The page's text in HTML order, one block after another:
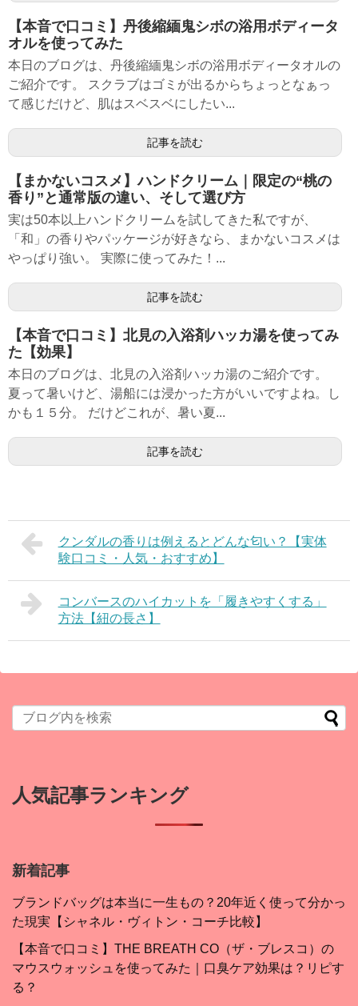
【本音で口コミ】丹後縮緬鬼シボの浴用ボディータ
オルを使ってみた
本日のブログは、丹後縮緬鬼シボの浴用ボディータオルの
ご紹介です。 スクラブはゴミが出るからちょっとなぁっ
て感じだけど、肌はスベスベにしたい...
記事を読む
【まかないコスメ】ハンドクリーム｜限定の“桃の
香り”と通常版の違い、そして選び方
実は50本以上ハンドクリームを試してきた私ですが、
「和」の香りやパッケージが好きなら、まかないコスメは
やっぱり強い。 実際に使ってみた！...
記事を読む
【本音で口コミ】北見の入浴剤ハッカ湯を使ってみ
た【効果】
本日のブログは、北見の入浴剤ハッカ湯のご紹介です。
夏って暑いけど、湯船には浸かった方がいいですよね。し
かも１５分。 だけどこれが、暑い夏...
記事を読む
クンダルの香りは例えるとどんな匂い？【実体
験口コミ・人気・おすすめ】
コンバースのハイカットを「履きやすくする」
方法【紐の長さ】
人気記事ランキング
新着記事
ブランドバッグは本当に一生もの？20年近く使って分かっ
た現実【シャネル・ヴィトン・コーチ比較】
【本音で口コミ】THE BREATH CO（ザ・ブレスコ）の
マウスウォッシュを使ってみた｜口臭ケア効果は？リピす
る？